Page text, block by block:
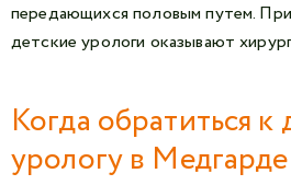
передающихся половым путем.
детские урологи оказывают
Когда обратиться к
урологу в Медгарде